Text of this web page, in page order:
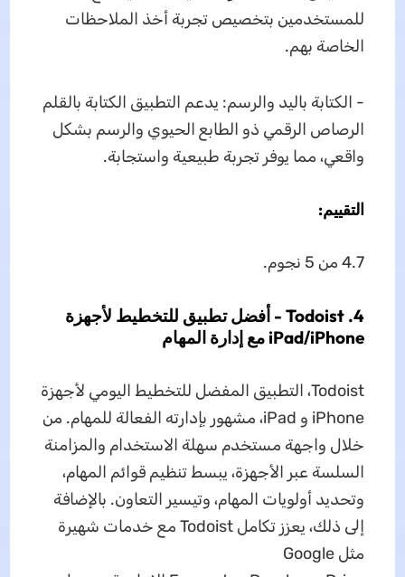
للمستخدمين بتخصيص تجربة أخذ الملاحظات
الخاصة بهم.
- الكتابة باليد والرسم: يدعم التطبيق الكتابة بالقلم
الرصاص الرقمي ذو الطابع الحيوي والرسم بشكل
واقعي، مما يوفر تجربة طبيعية واستجابة.
التقييم:
4.7 من 5 نجوم.
4. Todoist - أفضل تطبيق للتخطيط لأجهزة
iPad/iPhone مع إدارة المهام
Todoist، التطبيق المفضل للتخطيط اليومي لأجهزة
iPhone و iPad، مشهور بإدارته الفعالة للمهام. من
خلال واجهة مستخدم سهلة الاستخدام والمزامنة
السلسة عبر الأجهزة، يبسط تنظيم قوائم المهام،
وتحديد أولويات المهام، وتيسير التعاون. بالإضافة
إلى ذلك، يعزز تكامل Todoist مع خدمات شهيرة
مثل Google